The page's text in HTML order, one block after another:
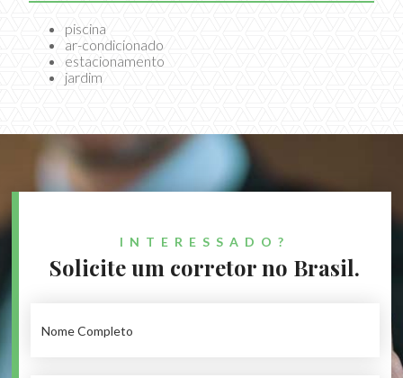
piscina
ar-condicionado
estacionamento
jardim
INTERESSADO?
Solicite um corretor no Brasil.